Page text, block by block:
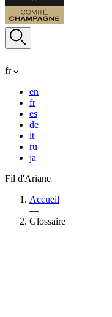
fr
en
fr
es
de
it
ru
ja
Fil d'Ariane
Accueil
—
Glossaire